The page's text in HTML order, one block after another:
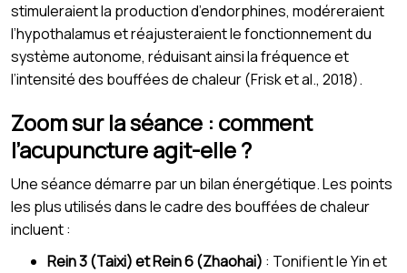
stimuleraient la production d’endorphines, modéreraient
l’hypothalamus et réajusteraient le fonctionnement du
système autonome, réduisant ainsi la fréquence et
l’intensité des bouffées de chaleur (Frisk et al., 2018).
Zoom sur la séance : comment
l’acupuncture agit-elle ?
Une séance démarre par un bilan énergétique. Les points
les plus utilisés dans le cadre des bouffées de chaleur
incluent :
Rein 3 (Taixi) et Rein 6 (Zhaohai) : Tonifient le Yin et